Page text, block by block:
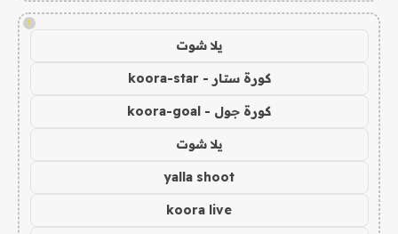
!
يلا شوت
كورة ستار - koora-star
كورة جول - koora-goal
يلا شوت
yalla shoot
koora live